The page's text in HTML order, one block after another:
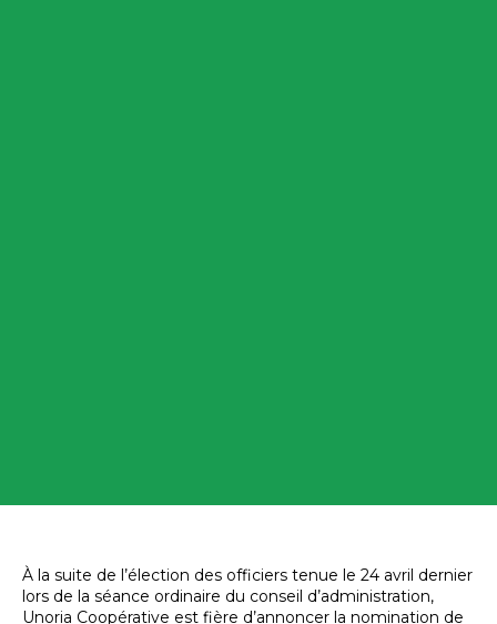
À la suite de l’élection des officiers tenue le 24 avril dernier
lors de la séance ordinaire du conseil d’administration,
Unoria Coopérative est fière d’annoncer la nomination de